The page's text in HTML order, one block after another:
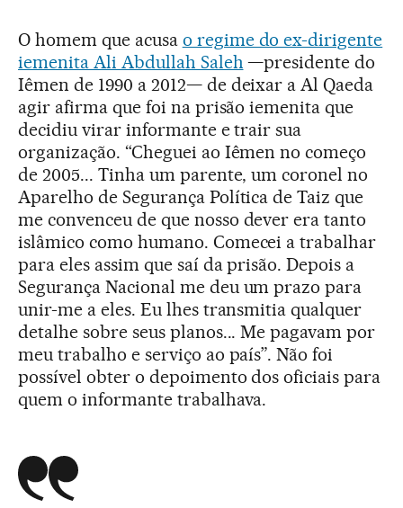
O homem que acusa o regime do ex-dirigente
iemenita Ali Abdullah Saleh —presidente do
Iêmen de 1990 a 2012— de deixar a Al Qaeda
agir afirma que foi na prisão iemenita que
decidiu virar informante e trair sua
organização. “Cheguei ao Iêmen no começo
de 2005... Tinha um parente, um coronel no
Aparelho de Segurança Política de Taiz que
me convenceu de que nosso dever era tanto
islâmico como humano. Comecei a trabalhar
para eles assim que saí da prisão. Depois a
Segurança Nacional me deu um prazo para
unir-me a eles. Eu lhes transmitia qualquer
detalhe sobre seus planos... Me pagavam por
meu trabalho e serviço ao país”. Não foi
possível obter o depoimento dos oficiais para
quem o informante trabalhava.